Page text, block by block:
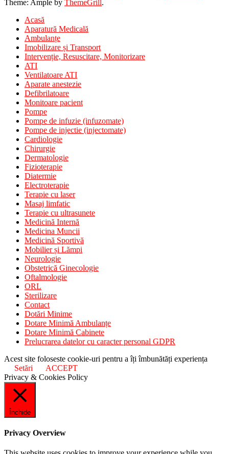
Theme: Ample by ThemeGrill.
Acasă
Aparatură Medicală
Ambulanțe
Imobilizare și Transport
Intervenție, Resuscitare, Monitorizare
ATI
Ventilatoare ATI
Aparate anestezie
Defibrilatoare
Monitoare pacient
Pompe
Pompe de infuzie (infuzomate)
Pompe de injectie (injectomate)
Cardiologie
Chirurgie
Dermatologie
Fizioterapie
Diatermie
Electroterapie
Terapie cu laser
Masaj limfatic
Terapie cu ultrasunete
Medicină Internă
Medicina Muncii
Medicină Sportivă
Mobilier și Lămpi
Neurologie
Obstetrică Ginecologie
Oftalmologie
ORL
Sterilizare
Contact
Dotări Minime
Dotare Minimă Ambulanțe
Dotare Minimă Cabinete
Prelucrarea datelor cu caracter personal GDPR
Acest site foloseste cookie-uri pentru a îți îmbunătăți experiența
Setări
ACCEPT
Privacy & Cookies Policy
Închide
Privacy Overview